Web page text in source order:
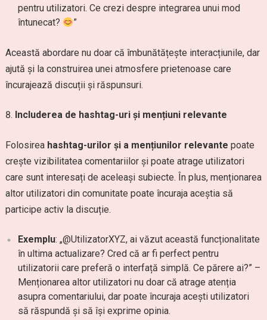
pentru utilizatori. Ce crezi despre integrarea unui mod
întunecat?
”
Această abordare nu doar că îmbunătățește interacțiunile, dar
ajută și la construirea unei atmosfere prietenoase care
încurajează discuții și răspunsuri.
Includerea de hashtag-uri și mențiuni relevante
Folosirea hashtag-urilor și a mențiunilor relevante poate
crește vizibilitatea comentariilor și poate atrage utilizatori
care sunt interesați de aceleași subiecte. În plus, menționarea
altor utilizatori din comunitate poate încuraja aceștia să
participe activ la discuție.
Exemplu: „@UtilizatorXYZ, ai văzut această funcționalitate
în ultima actualizare? Cred că ar fi perfect pentru
utilizatorii care preferă o interfață simplă. Ce părere ai?” –
Menționarea altor utilizatori nu doar că atrage atenția
asupra comentariului, dar poate încuraja acești utilizatori
să răspundă și să își exprime opinia.